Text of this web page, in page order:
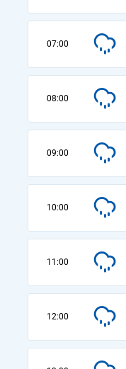
07:00
08:00
09:00
10:00
11:00
12:00